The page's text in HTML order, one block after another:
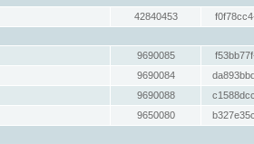
42840453
9690085
9690084
9690088
9650080